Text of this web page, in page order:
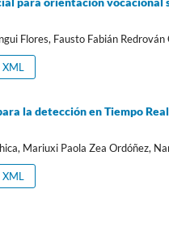
Flores, Fausto Fabián
XML
la detección en Tiempo
Mariuxi Paola Zea Ordóñez,
XML